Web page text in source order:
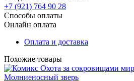
+7 (921) 764 90 28
Способы оплаты
Онлайн оплата
Оплата и доставка
Похожие товары